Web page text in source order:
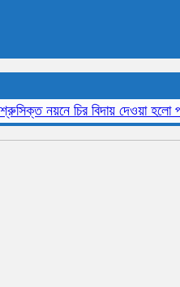
নয়নে চির বিদায় দেওয়া হলো প্রবীন